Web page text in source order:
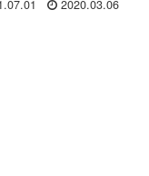
2020.03.06